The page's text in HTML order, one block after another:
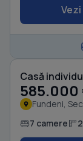
585.000
Fundeni,
7 camere